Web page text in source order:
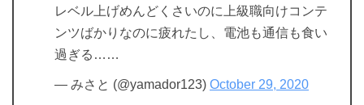
レベル上げめんどくさいのに上級職向けコンテ
ンツばかりなのに疲れたし、電池も通信も食い
過ぎる……
— みさと (@yamador123) October 29, 2020